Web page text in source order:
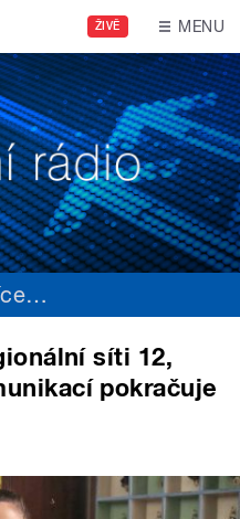
ŽIVĚ MENU
…
síti 12,
pokračuje